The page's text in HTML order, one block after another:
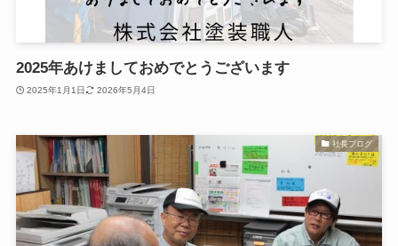
2025年あけましておめでとうございます
2025年1月1日 2026年5月4日
社長ブログ